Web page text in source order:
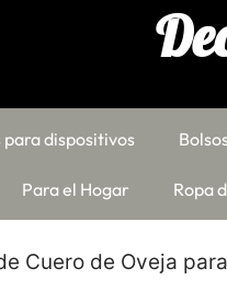
dispositivos
Para el Hogar Ropa
Cuero de Oveja